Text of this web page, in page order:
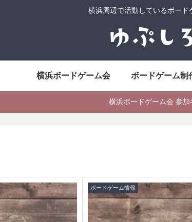
横浜周辺で活動しているボード
横浜ボードゲーム会 ボードゲーム制
横浜ボードゲーム会 参加
ボードゲーム情報